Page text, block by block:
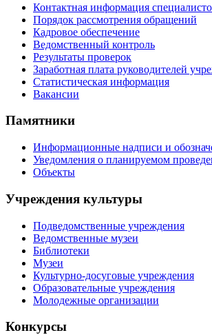
Контактная информация
Порядок рассмотрения обращений
Кадровое обеспечение
Ведомственный контроль
Результаты проверок
Заработная плата руководителей
Статистическая информация
Вакансии
Памятники
Информационные надписи и
Уведомления о планируемом
Объекты
Учреждения культуры
Подведомственные учреждения
Ведомственные музеи
Библиотеки
Музеи
Культурно-досуговые учреждения
Образовательные учреждения
Молодежные организации
Конкурсы